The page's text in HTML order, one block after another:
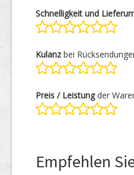
Schnelligkeit und
Kulanzbei
Preis / Leistungder
Empfehlen